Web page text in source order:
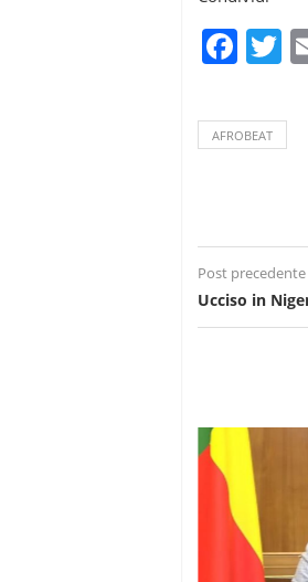
AFROBEAT
Post precedente
Ucciso in